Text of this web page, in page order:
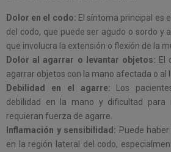
Dolor en el codo: El síntoma principal es
del codo, que puede ser agudo o sordo y
que involucra la extensión o flexión de la
Dolor al agarrar o levantar objetos: El
agarrar objetos con la mano afectada o al
Debilidad en el agarre: Los
debilidad en la mano y dificultad para
requieran fuerza de agarre.
Inflamación y sensibilidad: Puede
en la región lateral del codo,